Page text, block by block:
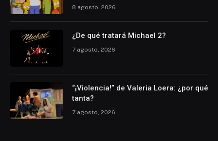
8 agosto, 2026
¿De qué tratará Michael 2?
7 agosto, 2026
“¡Violencia!” de Valeria Loera: ¿por qué
tanta?
7 agosto, 2026